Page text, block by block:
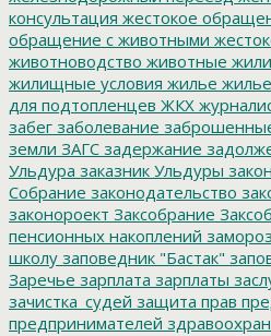
консультация жестокое
обращение с животными
животноводство животные
жилищные условия жилье
для подтопленцев ЖКХ
забег заболевание
земли ЗАГС задержание
Ульдура заказник Ульдуры закон
Собрание законодательство
законороект Заксобрание
пенсионных накоплений
школу заповедник "Бастак"
Заречье зарплата зарплаты
зачистка_судей защита прав
предпринимателей